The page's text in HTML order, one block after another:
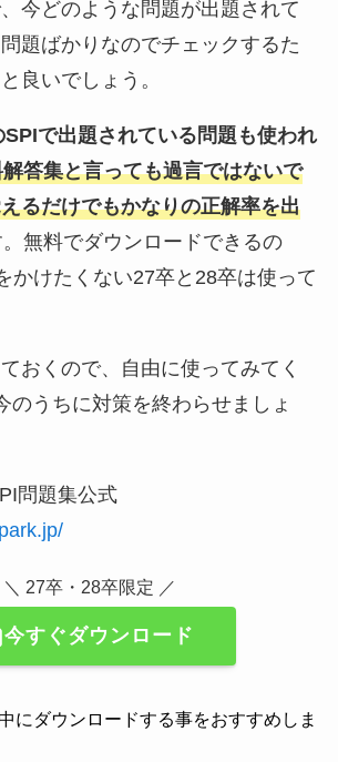
今どのような問題が出題されて
題ばかりなのでチェックするた
良いでしょう。
で出題されている問題も使われ
答集と言っても過言ではないで
るだけでもかなりの正解率を出
無料でダウンロードできるの
かけたくない27卒と28卒は使って
おくので、自由に使ってみてく
のうちに対策を終わらせましょ
問題集公式
＼ 27卒・28卒限定 ／
今すぐダウンロード
にダウンロードする事をおすすめしま